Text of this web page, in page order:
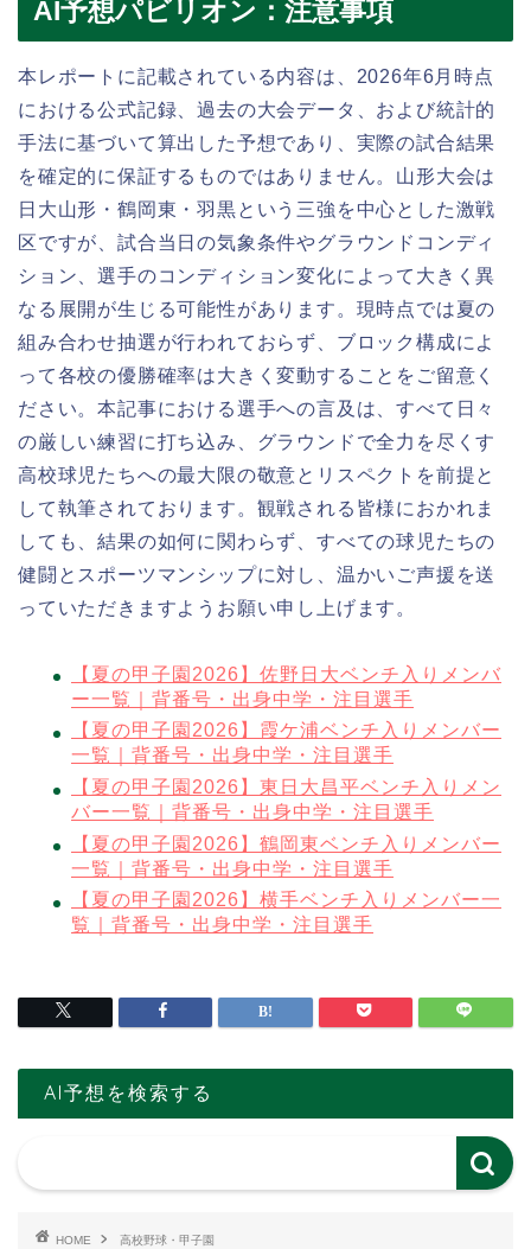
AI予想パビリオン：注意事項
本レポートに記載されている内容は、2026年6月時点
における公式記録、過去の大会データ、および統計的
手法に基づいて算出した予想であり、実際の試合結果
を確定的に保証するものではありません。山形大会は
日大山形・鶴岡東・羽黒という三強を中心とした激戦
区ですが、試合当日の気象条件やグラウンドコンディ
ション、選手のコンディション変化によって大きく異
なる展開が生じる可能性があります。現時点では夏の
組み合わせ抽選が行われておらず、ブロック構成によ
って各校の優勝確率は大きく変動することをご留意く
ださい。本記事における選手への言及は、すべて日々
の厳しい練習に打ち込み、グラウンドで全力を尽くす
高校球児たちへの最大限の敬意とリスペクトを前提と
して執筆されております。観戦される皆様におかれま
しても、結果の如何に関わらず、すべての球児たちの
健闘とスポーツマンシップに対し、温かいご声援を送
っていただきますようお願い申し上げます。
【夏の甲子園2026】佐野日大ベンチ入りメンバ
ー一覧｜背番号・出身中学・注目選手
【夏の甲子園2026】霞ケ浦ベンチ入りメンバー
一覧｜背番号・出身中学・注目選手
【夏の甲子園2026】東日大昌平ベンチ入りメン
バー一覧｜背番号・出身中学・注目選手
【夏の甲子園2026】鶴岡東ベンチ入りメンバー
一覧｜背番号・出身中学・注目選手
【夏の甲子園2026】横手ベンチ入りメンバー一
覧｜背番号・出身中学・注目選手
AI予想を検索する
HOME
高校野球・甲子園